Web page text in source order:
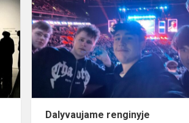
laikina"
edukacinis
užsiėmimas
MO
muziejuje
Dalyvaujame renginyje